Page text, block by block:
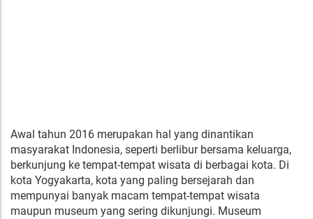
Awal tahun 2016 merupakan hal yang dinantikan
masyarakat Indonesia, seperti berlibur bersama keluarga,
berkunjung ke tempat-tempat wisata di berbagai kota. Di
kota Yogyakarta, kota yang paling bersejarah dan
mempunyai banyak macam tempat-tempat wisata
maupun museum yang sering dikunjungi. Museum